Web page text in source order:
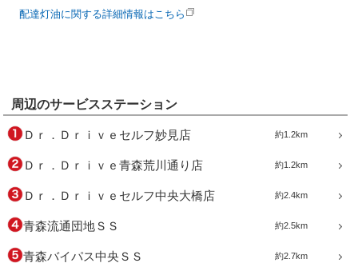
配達灯油に関する詳細情報はこちら
周辺のサービスステーション
約1.2km
Ｄｒ．Ｄｒｉｖｅセルフ妙見店
約1.2km
Ｄｒ．Ｄｒｉｖｅ青森荒川通り店
約2.4km
Ｄｒ．Ｄｒｉｖｅセルフ中央大橋店
約2.5km
青森流通団地ＳＳ
約2.7km
青森バイパス中央ＳＳ